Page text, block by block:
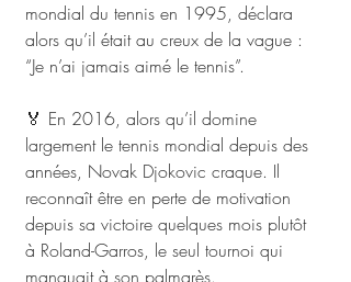
mondial du tennis en 1995, déclara
alors qu’il était au creux de la vague :
“Je n’ai jamais aimé le tennis”.
🏅 En 2016, alors qu’il domine
largement le tennis mondial depuis des
années, Novak Djokovic craque. Il
reconnaît être en perte de motivation
depuis sa victoire quelques mois plutôt
à Roland-Garros, le seul tournoi qui
manquait à son palmarès.